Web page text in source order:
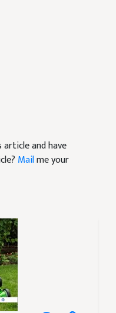
article and have
Mailme your